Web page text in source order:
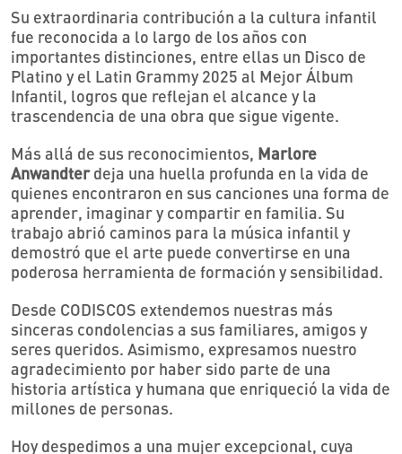
Su extraordinaria contribución a la cultura infantil
fue reconocida a lo largo de los años con
importantes distinciones, entre ellas un Disco de
Platino y el Latin Grammy 2025 al Mejor Álbum
Infantil, logros que reflejan el alcance y la
trascendencia de una obra que sigue vigente.
Más allá de sus reconocimientos, Marlore
Anwandterdeja una huella profunda en la vida de
quienes encontraron en sus canciones una forma de
aprender, imaginar y compartir en familia. Su
trabajo abrió caminos para la música infantil y
demostró que el arte puede convertirse en una
poderosa herramienta de formación y sensibilidad.
Desde CODISCOS extendemos nuestras más
sinceras condolencias a sus familiares, amigos y
seres queridos. Asimismo, expresamos nuestro
agradecimiento por haber sido parte de una
historia artística y humana que enriqueció la vida de
millones de personas.
Hoy despedimos a una mujer excepcional, cuya